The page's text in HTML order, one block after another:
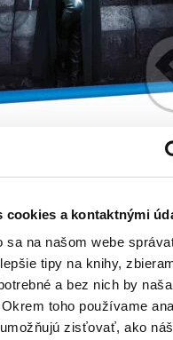
cookies a kontaktnými
sa na našom webe
tipy na knihy,
a bez nich by
toho používame
zisťovať, ako
(Charlize Theron) je
Berlína, aby vyšetřila vraždu